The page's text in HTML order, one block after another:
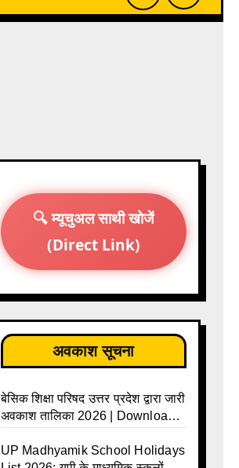
🔍 म्यूचुअल साथी खोजें
(Direct Link)
अवकाश सूचना
बेसिक शिक्षा परिषद उत्तर प्रदेश द्वारा जारी
अवकाश तालिका 2026 | Download
Holiday List 2026 | Basic
UP Madhyamik School Holidays